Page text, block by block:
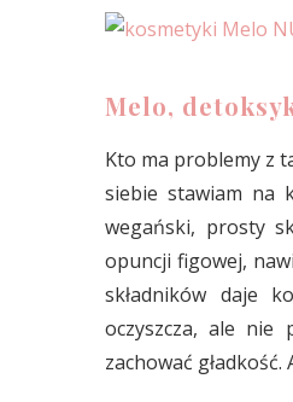
Melo,
Kto ma problemy z
siebie stawiam na
wegański, prosty
opuncji figowej,
składników daje
oczyszcza, ale nie
zachować